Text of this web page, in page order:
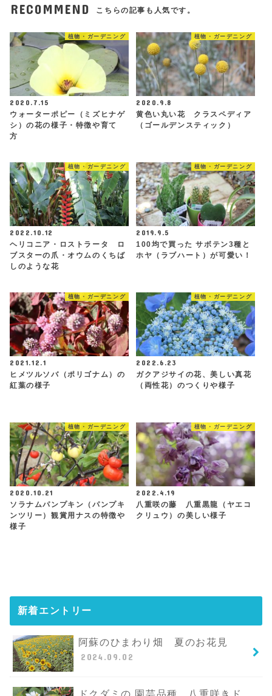
RECOMMEND こちらの記事も人気です。
植物・ガーデニング
2020.7.15
ウォーターポピー（ミズヒナゲ
シ）の花の様子・特徴や育て
方
植物・ガーデニング
2020.9.8
黄色い丸い花 クラスペディア
（ゴールデンスティック）
植物・ガーデニング
2022.10.12
ヘリコニア・ロストラータ ロ
ブスターの爪・オウムのくちば
しのような花
植物・ガーデニング
2019.9.5
100均で買った サボテン3種と
ホヤ（ラブハート）が可愛い！
植物・ガーデニング
2021.12.1
ヒメツルソバ（ポリゴナム）の
紅葉の様子
植物・ガーデニング
2022.6.23
ガクアジサイの花、美しい真花
（両性花）のつくりや様子
植物・ガーデニング
2020.10.21
ソラナムパンプキン（パンプキ
ンツリー）観賞用ナスの特徴や
様子
植物・ガーデニング
2022.4.19
八重咲の藤 八重黒龍（ヤエコ
クリュウ）の美しい様子
新着エントリー
阿蘇のひまわり畑 夏のお花見
2024.09.02
ドクダミの 園芸品種 八重咲きド